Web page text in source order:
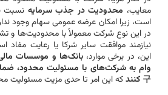
معایب، محدودیت در جذب سرمایه نسبت
است، زیرا امکان عرضه عمومی سهام وجود
در این نوع شرکت معمولاً با محدودیت‌ها و
نیازمند موافقت سایر شرکا یا رعایت مفاد
این، در برخی موارد،بانک‌ها و موسسات
구 کنند
که این امر تا حدی مزیت مسئولیت